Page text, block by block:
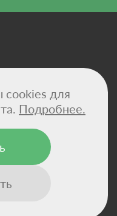
масла CBD и
для
Подробнее.